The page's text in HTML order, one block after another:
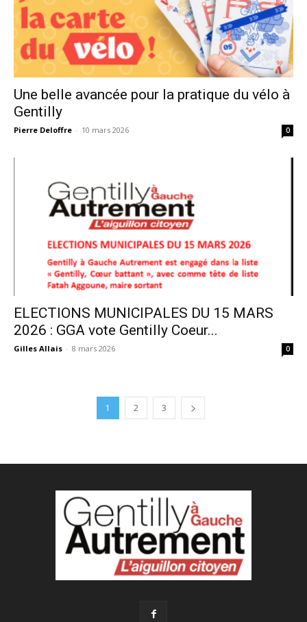
Une belle avancée pour la pratique du vélo à
Gentilly
Pierre Deloffre - 10 mars 2026 0
ELECTIONS MUNICIPALES DU 15 MARS
2026 : GGA vote Gentilly Coeur...
Gilles Allais - 8 mars 2026 0
1 2 3